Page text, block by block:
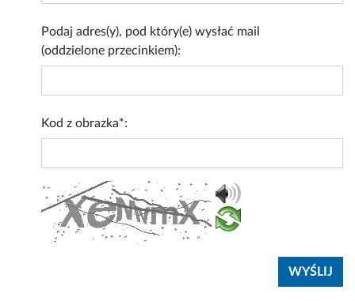
Podaj adres(y), pod który(e) wysłać mail
(oddzielone przecinkiem):
Kod z obrazka*: